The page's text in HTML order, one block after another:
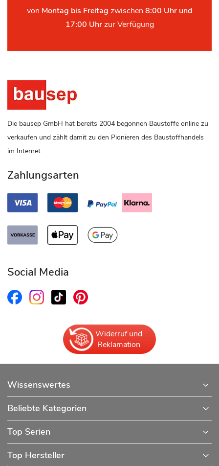
von Montag bis Freitag zwischen 8:00 Uhr und
17:00 Uhrzur Verfügung
Die bausep GmbH hat bereits 2004 begonnen Baustoffe online zu
verkaufen und zählt damit zu den Pionieren des Baustoffhandels
im Internet.
Zahlungsarten
Social Media
Widerruf und
Reklamation
Wissenswertes
Beliebte Kategorien
Top Serien
Top Hersteller